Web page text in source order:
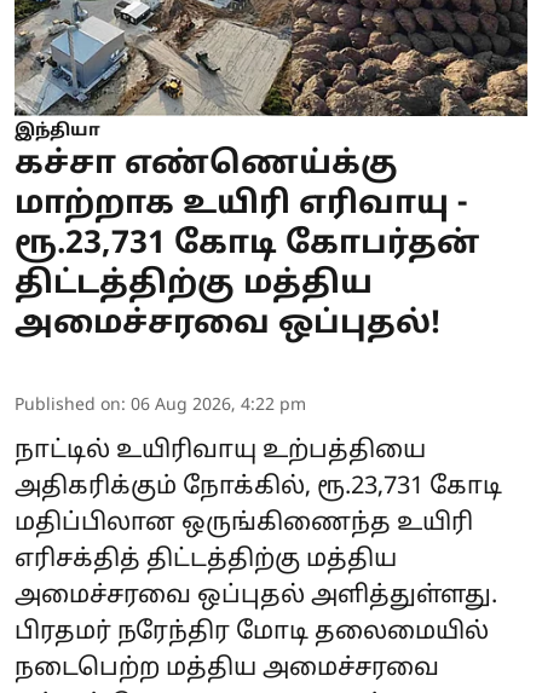
இந்தியா
கச்சா எண்ணெய்க்கு
மாற்றாக உயிரி எரிவாயு -
ரூ.23,731 கோடி கோபர்தன்
திட்டத்திற்கு மத்திய
அமைச்சரவை ஒப்புதல்!
Published on: 06 Aug 2026, 4:22 pm
நாட்டில் உயிரிவாயு உற்பத்தியை
அதிகரிக்கும் நோக்கில், ரூ.23,731 கோடி
மதிப்பிலான ஒருங்கிணைந்த உயிரி
எரிசக்தித் திட்டத்திற்கு மத்திய
அமைச்சரவை ஒப்புதல் அளித்துள்ளது.
பிரதமர் நரேந்திர மோடி தலைமையில்
நடைபெற்ற மத்திய அமைச்சரவை